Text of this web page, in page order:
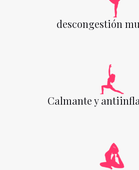
descongestión
Calmante y